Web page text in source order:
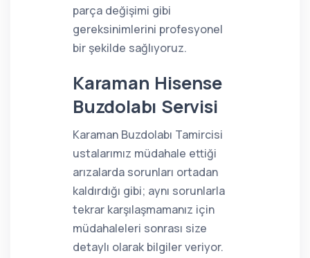
parça değişimi gibi
gereksinimlerini profesyonel
bir şekilde sağlıyoruz.
Karaman Hisense
Buzdolabı Servisi
Karaman Buzdolabı Tamircisi
ustalarımız müdahale ettiği
arızalarda sorunları ortadan
kaldırdığı gibi; aynı sorunlarla
tekrar karşılaşmamanız için
müdahaleleri sonrası size
detaylı olarak bilgiler veriyor.